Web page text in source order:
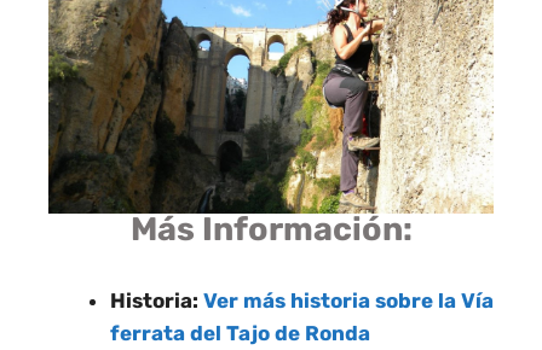
Más Información:
Historia: Ver más historia sobre la Vía
ferrata del Tajo de Ronda